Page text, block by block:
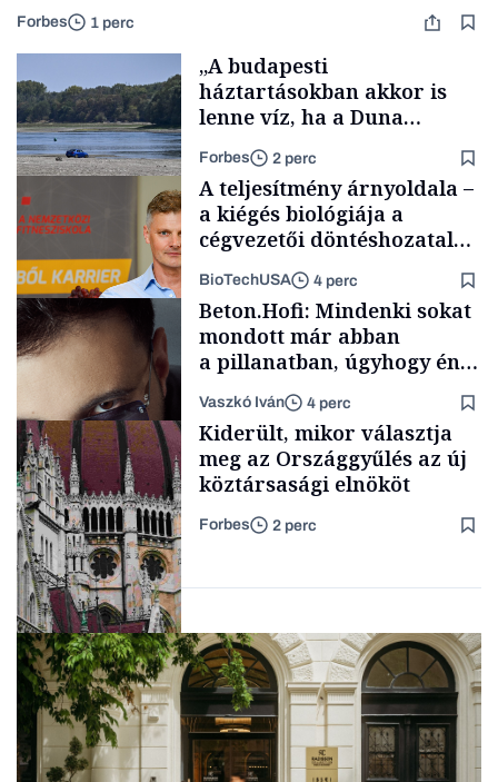
Forbes 1 perc
Energia
„A budapesti
háztartásokban akkor is
lenne víz, ha a Duna
medrében már egy cseppet
se találnánk”
Forbes 2 perc
Content Lab HUB
A teljesítmény árnyoldala –
a kiégés biológiája a
cégvezetői döntéshozatal
BioTechUSA 4 perc
Forbes-sztori
Beton.Hofi: Mindenki sokat
mondott már abban
a pillanatban, úgyhogy én
a legsarkosabb
gondolataimat akartam
kimondani
Vaszkó Iván 4 perc
Politika
Kiderült, mikor választja
meg az Országgyűlés az új
köztársasági elnököt
Forbes 2 perc